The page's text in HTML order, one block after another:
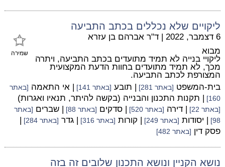
ליקויים שלא נכללים בכתב התביעה
שמירה
6 דצמבר, 2022 | ד"ר אברהם בן עזרא
מבוא
ליקויי בנייה לא תמיד מתועדים בכתב התביעה, ויתרה
מכך, לא תמיד מתועדים בחוות הדעת המקצועית
המצורפת לכתב התביעה.
בית-המשפט [באתר 281] | תובע [באתר 141] | אי התאמה [באתר
160]
| תקנות התכנון והבנייה (בקשה להיתר, תנאיו ואגרות)
[באתר 22] | דירה [באתר 520] | סדקים [באתר 88] | שברים [באתר
98]
| יסודות [באתר 249] | קורות [באתר 316] | גדר [באתר 284]
|
פסק דין [באתר 482]
נושא הקניין ונושא התכנון שלובים זה בזה